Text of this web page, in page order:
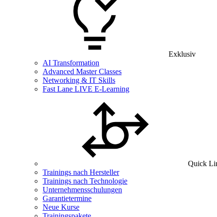
Exklusiv
AI Transformation
Advanced Master Classes
Networking & IT Skills
Fast Lane LIVE E-Learning
Quick
Trainings nach Hersteller
Trainings nach Technologie
Unternehmensschulungen
Garantietermine
Neue Kurse